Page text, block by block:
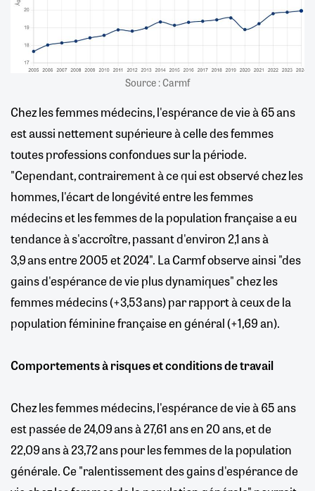
Source : Carmf
Chez les femmes médecins, l'espérance de vie à 65 ans
est aussi nettement supérieure à celle des femmes
toutes professions confondues sur la période.
"Cependant, contrairement à ce qui est observé chez les
hommes, l'écart de longévité entre les femmes
médecins et les femmes de la population française a eu
tendance à s'accroître, passant d'environ 2,1 ans à
3,9 ans entre 2005 et 2024". La Carmf observe ainsi "des
gains d'espérance de vie plus dynamiques" chez les
femmes médecins (+3,53 ans) par rapport à ceux de la
population féminine française en général (+1,69 an).
Comportements à risques et conditions de travail
Chez les femmes médecins, l'espérance de vie à 65 ans
est passée de 24,09 ans à 27,61 ans en 20 ans, et de
22,09 ans à 23,72 ans pour les femmes de la population
générale. Ce "ralentissement des gains d'espérance de